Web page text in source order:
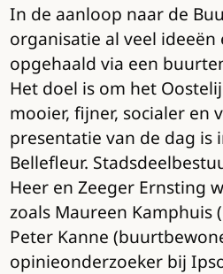
In de aanloop naar de
organisatie al veel
opgehaald via een
Het doel is om het
mooier, fijner, socialer en
presentatie van de dag is
Bellefleur.
Heer en Zeeger Ernsting
zoals Maureen Kamphuis
Peter Kanne
opinieonderzoeker bij